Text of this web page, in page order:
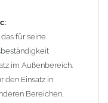
reduziert das Risiko
reibungslosen
Hergestellt
robust und
Dies
das für seine
im Außenbereich.
den Einsatz in
Bereichen,